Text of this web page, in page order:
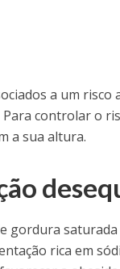
a um
Para controlar o
a sua altura.
gordura
rica em